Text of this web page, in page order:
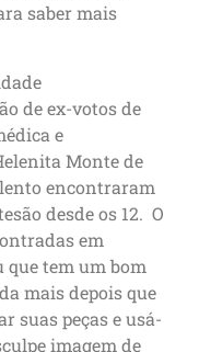
saber mais
de ex-votos de
e
Monte de
encontraram
desde os 12. O
em
que tem um bom
mais depois que
suas peças e usá-
imagem de